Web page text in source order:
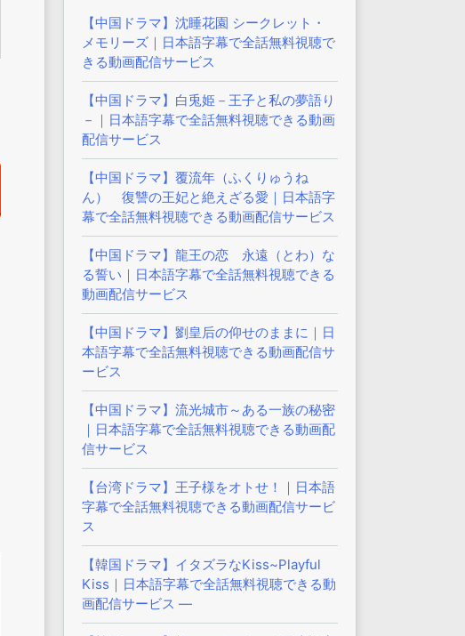
【中国ドラマ】沈睡花園 シークレット・
メモリーズ｜日本語字幕で全話無料視聴で
きる動画配信サービス
【中国ドラマ】白兎姫－王子と私の夢語り
－｜日本語字幕で全話無料視聴できる動画
配信サービス
【中国ドラマ】覆流年（ふくりゅうね
ん） 復讐の王妃と絶えざる愛｜日本語字
幕で全話無料視聴できる動画配信サービス
【中国ドラマ】龍王の恋 永遠（とわ）な
る誓い｜日本語字幕で全話無料視聴できる
動画配信サービス
【中国ドラマ】劉皇后の仰せのままに｜日
本語字幕で全話無料視聴できる動画配信サ
ービス
【中国ドラマ】流光城市～ある一族の秘密
｜日本語字幕で全話無料視聴できる動画配
信サービス
【台湾ドラマ】王子様をオトせ！｜日本語
字幕で全話無料視聴できる動画配信サービ
ス
【韓国ドラマ】イタズラなKiss~Playful
Kiss｜日本語字幕で全話無料視聴できる動
画配信サービス —